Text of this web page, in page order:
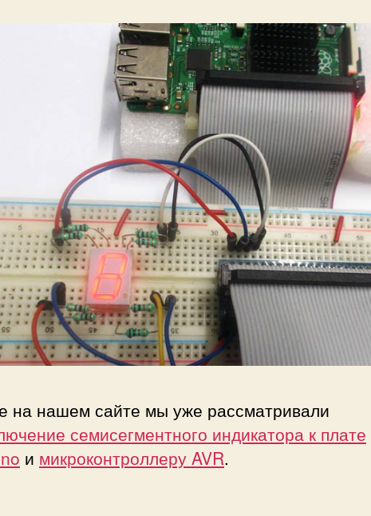
и
н
д
и
а
т
о
а
к
R
a
s
P
i
на нашем сайте мы уже рассматривали
семисегментного индикатора к плате
и микроконтроллеру AVR.